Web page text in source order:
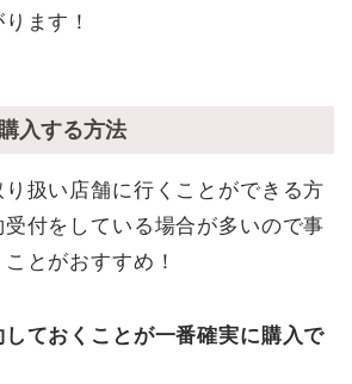
ます！
入する方法
扱い店舗に行くことができる方
付をしている場合が多いので事
とがおすすめ！
ておくことが一番確実に購入で